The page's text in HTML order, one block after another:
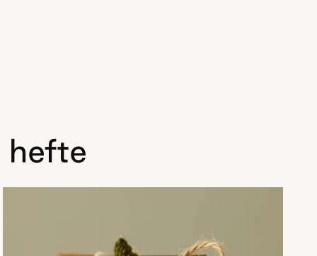
hefte